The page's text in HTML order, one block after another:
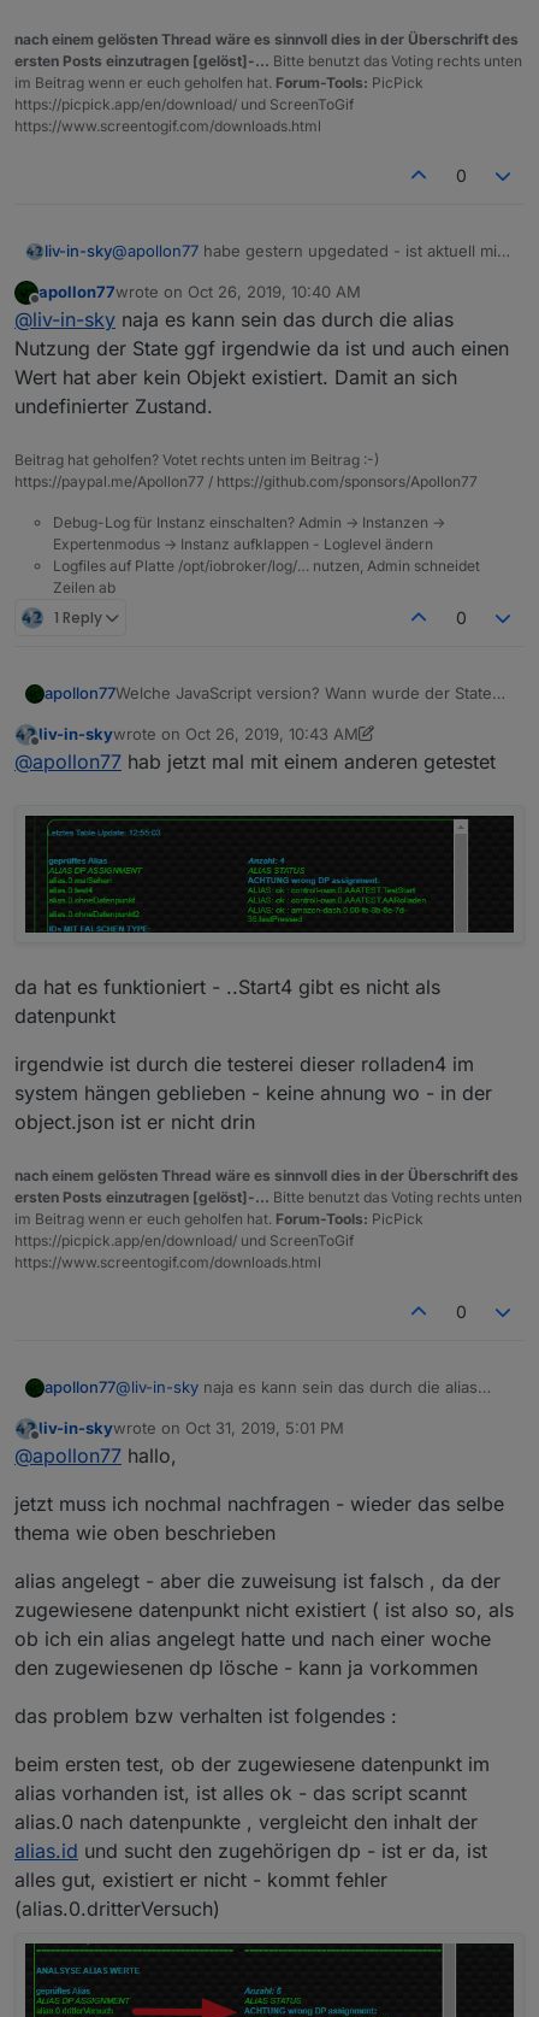
nach einem gelösten Thread wäre es sinnvoll dies in der Überschrift des
ersten Posts einzutragen [gelöst]-... Bitte benutzt das Voting rechts unten
im Beitrag wenn er euch geholfen hat. Forum-Tools: PicPick
https://picpick.app/en/download/ und ScreenToGif
https://www.screentogif.com/downloads.html
0
liv-in-sky@apollon77 habe gestern upgedated - ist aktuell mit
da ich teste, habe ich den datenpunkt nie angelegt,
sondern beim erstellen einfach einen nicht-
existenden untercommon.alias.ideingegeben - das
ist nicht das problem
der selector beim durchlauf meint irgendwie einen
datenpunkt zu finden - den gibt es aber nicht - bzw.
hat es nie gegeben
Offline
apollon77wrote on Oct 26, 2019, 10:40 AM
last edited by
@liv-in-sky naja es kann sein das durch die alias
Nutzung der State ggf irgendwie da ist und auch einen
Wert hat aber kein Objekt existiert. Damit an sich
undefinierter Zustand.
Beitrag hat geholfen? Votet rechts unten im Beitrag :-)
https://paypal.me/Apollon77 / https://github.com/sponsors/Apollon77
Debug-Log für Instanz einschalten? Admin -> Instanzen ->
Expertenmodus -> Instanz aufklappen - Loglevel ändern
Logfiles auf Platte /opt/iobroker/log/… nutzen, Admin schneidet
Zeilen ab
1 Reply 0
apollon77Welche JavaScript version? Wann wurde der State
bug das ggf neue oder gelöschte Objekte nicht
bekannt waren. Oder noch bekannt waren.
Offline
liv-in-skywrote on Oct 26, 2019, 10:43 AM
last edited by liv-in-sky Oct 26, 2019, 12:55 PM
@apollon77 hab jetzt mal mit einem anderen getestet
da hat es funktioniert - ..Start4 gibt es nicht als
datenpunkt
irgendwie ist durch die testerei dieser rolladen4 im
system hängen geblieben - keine ahnung wo - in der
object.json ist er nicht drin
nach einem gelösten Thread wäre es sinnvoll dies in der Überschrift des
ersten Posts einzutragen [gelöst]-... Bitte benutzt das Voting rechts unten
im Beitrag wenn er euch geholfen hat. Forum-Tools: PicPick
https://picpick.app/en/download/ und ScreenToGif
https://www.screentogif.com/downloads.html
0
apollon77@liv-in-sky naja es kann sein das durch die alias
einen Wert hat aber kein Objekt existiert. Damit an
sich undefinierter Zustand.
Offline
liv-in-skywrote on Oct 31, 2019, 5:01 PM
last edited by
@apollon77 hallo,
jetzt muss ich nochmal nachfragen - wieder das selbe
thema wie oben beschrieben
alias angelegt - aber die zuweisung ist falsch , da der
zugewiesene datenpunkt nicht existiert ( ist also so, als
ob ich ein alias angelegt hatte und nach einer woche
den zugewiesenen dp lösche - kann ja vorkommen
das problem bzw verhalten ist folgendes :
beim ersten test, ob der zugewiesene datenpunkt im
alias vorhanden ist, ist alles ok - das script scannt
alias.0 nach datenpunkte , vergleicht den inhalt der
alias.id und sucht den zugehörigen dp - ist er da, ist
alles gut, existiert er nicht - kommt fehler
(alias.0.dritterVersuch)